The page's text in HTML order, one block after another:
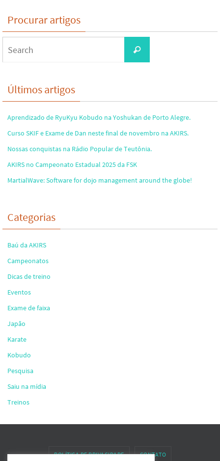
Procurar artigos
Search
Últimos artigos
Aprendizado de RyuKyu Kobudo na Yoshukan de Porto Alegre.
Curso SKIF e Exame de Dan neste final de novembro na AKIRS.
Nossas conquistas na Rádio Popular de Teutônia.
AKIRS no Campeonato Estadual 2025 da FSK
MartialWave: Software for dojo management around the globe!
Categorias
Baú da AKIRS
Campeonatos
Dicas de treino
Eventos
Exame de faixa
Japão
Karate
Kobudo
Pesquisa
Saiu na mídia
Treinos
POLÍTICA DE PRIVACIDADE CONTATO